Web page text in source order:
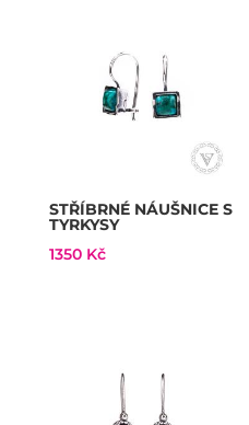
STŘÍBRNÉ NÁUŠNICE S
TYRKYSY
1350 Kč